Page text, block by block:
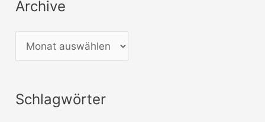
Archive
r
h
Schlagwörter